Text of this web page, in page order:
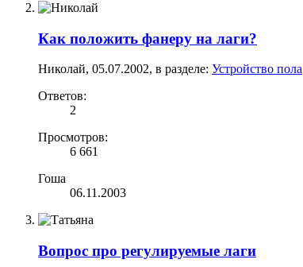
Как положить фанеру на лаги?
Николай, 05.07.2002, в разделе: Устройство пола
Ответов:
2
Просмотров:
6 661
Гоша
06.11.2003
Вопрос про регулируемые лаги